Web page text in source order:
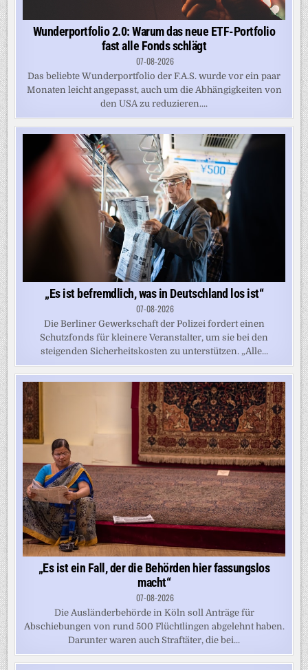
Wunderportfolio 2.0: Warum das neue ETF-Portfolio
fast alle Fonds schlägt
07-08-2026
Das beliebte Wunderportfolio der F.A.S. wurde vor ein paar
Monaten leicht angepasst, auch um die Abhängigkeiten von
den USA zu reduzieren....
„Es ist befremdlich, was in Deutschland los ist“
07-08-2026
Die Berliner Gewerkschaft der Polizei fordert einen
Schutzfonds für kleinere Veranstalter, um sie bei den
steigenden Sicherheitskosten zu unterstützen. „Alle...
„Es ist ein Fall, der die Behörden hier fassungslos
macht“
07-08-2026
Die Ausländerbehörde in Köln soll Anträge für
Abschiebungen von rund 500 Flüchtlingen abgelehnt haben.
Darunter waren auch Straftäter, die bei...